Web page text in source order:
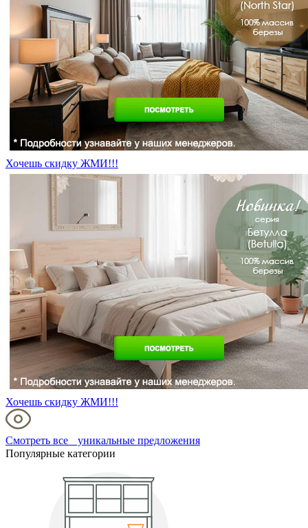
Хочешь скидку ЖМИ!!!
Хочешь скидку ЖМИ!!!
Смотреть все уникальные предложения
Популярные категории